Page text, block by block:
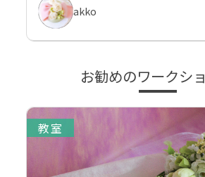
akko
お勧めのワークシ
教室